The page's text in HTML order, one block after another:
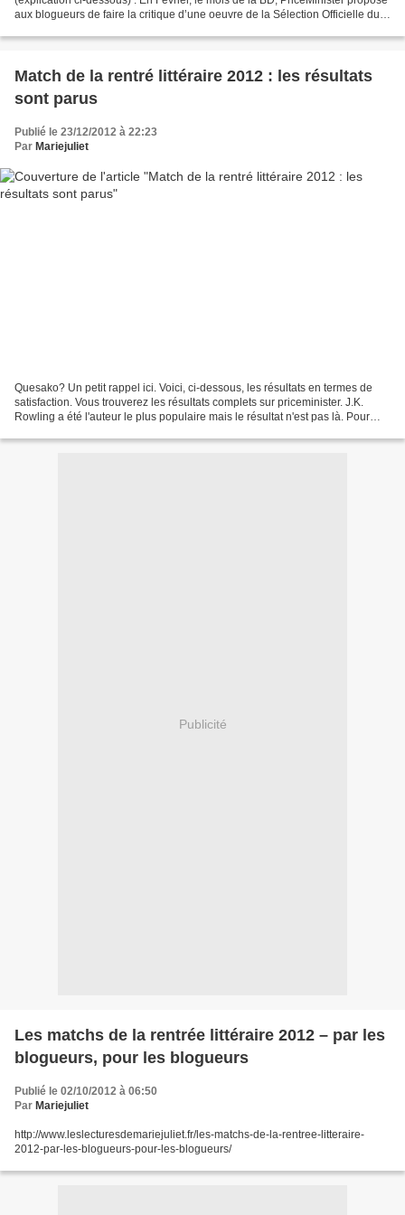
aux blogueurs de faire la critique d’une oeuvre de la Sélection Officielle du
Match de la rentré littéraire 2012 : les résultats
sont parus
Publié le 23/12/2012 à 22:23
Par Mariejuliet
Quesako? Un petit rappel ici. Voici, ci-dessous, les résultats en termes de
satisfaction. Vous trouverez les résultats complets sur priceminister. J.K.
Rowling a été l'auteur le plus populaire mais le résultat n'est pas là. Pour
Publicité
Les matchs de la rentrée littéraire 2012 – par les
blogueurs, pour les blogueurs
Publié le 02/10/2012 à 06:50
Par Mariejuliet
http://www.leslecturesdemariejuliet.fr/les-matchs-de-la-rentree-litteraire-
2012-par-les-blogueurs-pour-les-blogueurs/